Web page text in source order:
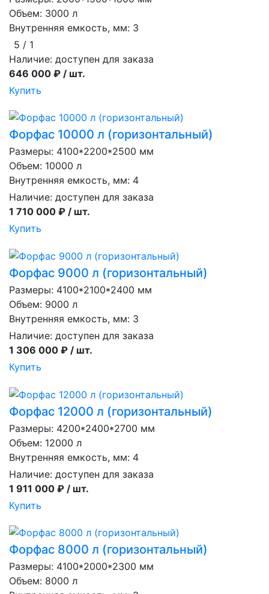
Объем: 3000 л
Внутренняя емкость, мм: 3
5 / 1
Наличие: доступен для заказа
646 000 ₽ / шт.
Купить
Форфас 10000 л (горизонтальный)
Размеры: 4100*2200*2500 мм
Объем: 10000 л
Внутренняя емкость, мм: 4
Наличие: доступен для заказа
1 710 000 ₽ / шт.
Купить
Форфас 9000 л (горизонтальный)
Размеры: 4100*2100*2400 мм
Объем: 9000 л
Внутренняя емкость, мм: 3
Наличие: доступен для заказа
1 306 000 ₽ / шт.
Купить
Форфас 12000 л (горизонтальный)
Размеры: 4200*2400*2700 мм
Объем: 12000 л
Внутренняя емкость, мм: 4
Наличие: доступен для заказа
1 911 000 ₽ / шт.
Купить
Форфас 8000 л (горизонтальный)
Размеры: 4100*2000*2300 мм
Объем: 8000 л